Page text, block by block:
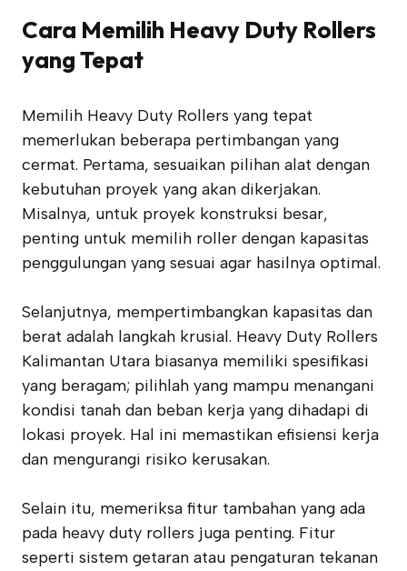
Cara Memilih Heavy Duty Rollers
yang Tepat
Memilih Heavy Duty Rollers yang tepat
memerlukan beberapa pertimbangan yang
cermat. Pertama, sesuaikan pilihan alat dengan
kebutuhan proyek yang akan dikerjakan.
Misalnya, untuk proyek konstruksi besar,
penting untuk memilih roller dengan kapasitas
penggulungan yang sesuai agar hasilnya optimal.
Selanjutnya, mempertimbangkan kapasitas dan
berat adalah langkah krusial. Heavy Duty Rollers
Kalimantan Utara biasanya memiliki spesifikasi
yang beragam; pilihlah yang mampu menangani
kondisi tanah dan beban kerja yang dihadapi di
lokasi proyek. Hal ini memastikan efisiensi kerja
dan mengurangi risiko kerusakan.
Selain itu, memeriksa fitur tambahan yang ada
pada heavy duty rollers juga penting. Fitur
seperti sistem getaran atau pengaturan tekanan